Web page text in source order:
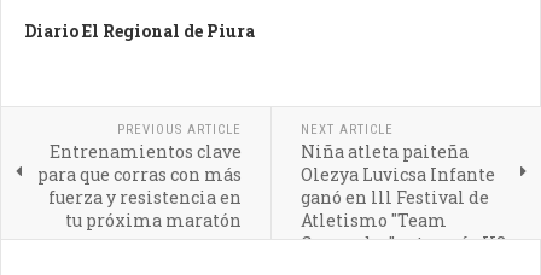
Diario El Regional de Piura
PREVIOUS ARTICLE
Entrenamientos clave
para que corras con más
fuerza y resistencia en
tu próxima maratón
NEXT ARTICLE
Niña atleta paiteña
Olezya Luvicsa Infante
ganó en lll Festival de
Atletismo "Team
Guepardos" categoría U8